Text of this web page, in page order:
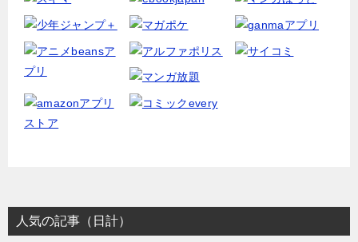
人気の記事（日計）